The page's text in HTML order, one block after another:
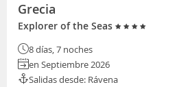
Grecia
Explorer of the Seas
8 días, 7 noches
en Septiembre 2026
Salidas desde: Rávena